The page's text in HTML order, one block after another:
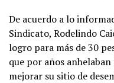
De acuerdo a lo
Sindicato, Rodelindo
logro para más de 30
que por años
mejorar su sitio de